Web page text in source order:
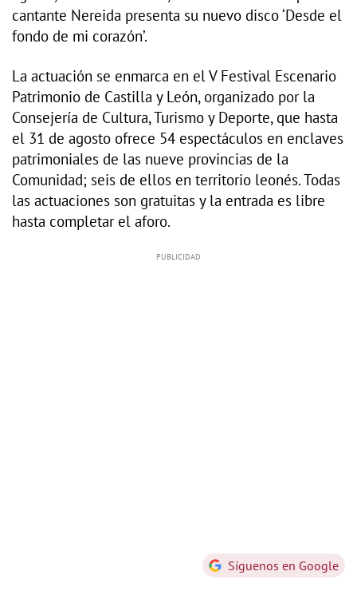
cantante Nereida presenta su nuevo disco ‘Desde el
fondo de mi corazón’.
La actuación se enmarca en el V Festival Escenario
Patrimonio de Castilla y León, organizado por la
Consejería de Cultura, Turismo y Deporte, que hasta
el 31 de agosto ofrece 54 espectáculos en enclaves
patrimoniales de las nueve provincias de la
Comunidad; seis de ellos en territorio leonés. Todas
las actuaciones son gratuitas y la entrada es libre
hasta completar el aforo.
Síguenos en Google